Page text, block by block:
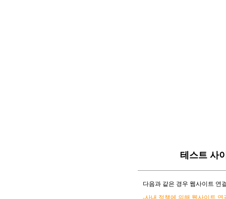
테스트 사
다음과 같은 경우 웹사이트 연
-사내 정책에 의해 웹사이트